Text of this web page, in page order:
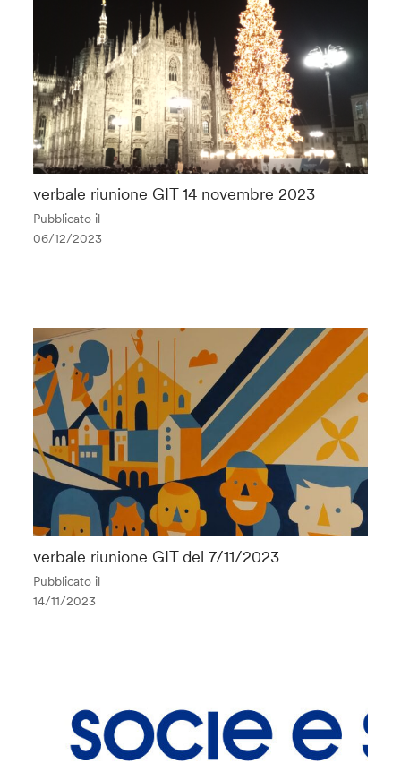
verbale riunione GIT 14 novembre 2023
Pubblicato il
06/12/2023
verbale riunione GIT del 7/11/2023
Pubblicato il
14/11/2023